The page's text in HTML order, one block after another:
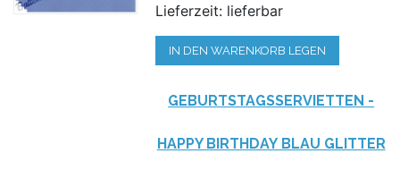
Lieferzeit: lieferbar
IN DEN WARENKORB LEGEN
GEBURTSTAGSSERVIETTEN -
HAPPY BIRTHDAY BLAU GLITTER